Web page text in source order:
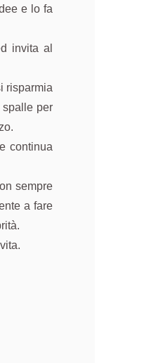
e lo fa
invita al
risparmia
spalle per
continua
sempre
a fare